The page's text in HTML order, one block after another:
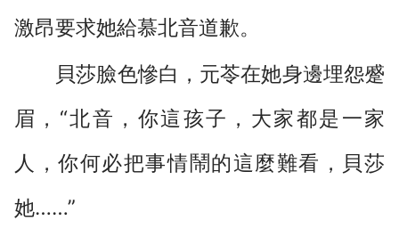
激昂要求她給慕北音道歉。
貝莎臉色慘白，元苓在她身邊埋怨蹙
眉，“北音，你這孩子，大家都是一家
人，你何必把事情鬧的這麼難看，貝莎
她……”